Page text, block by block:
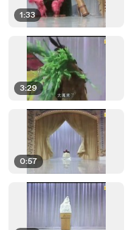
1:33
3:29
0:57